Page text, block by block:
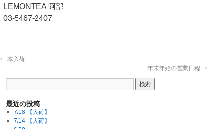
LEMONTEA 阿部
03-5467-2407
← 本入荷
年末年始の営業日程 →
最近の投稿
7/18 【入荷】
7/14 【入荷】